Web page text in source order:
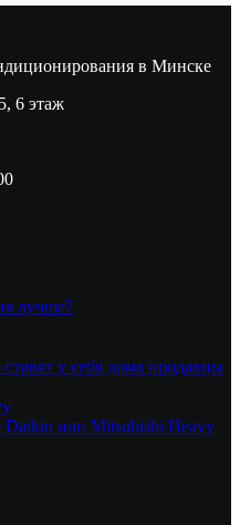
в Минске
6 этаж
лучше?
у себя дома продавцы
или Mitsubishi Heavy